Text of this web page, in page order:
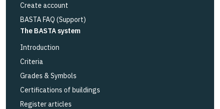
Create account
BASTA FAQ (Support)
The BASTA system
Introduction
Criteria
Grades & Symbols
Certifications of buildings
Register articles